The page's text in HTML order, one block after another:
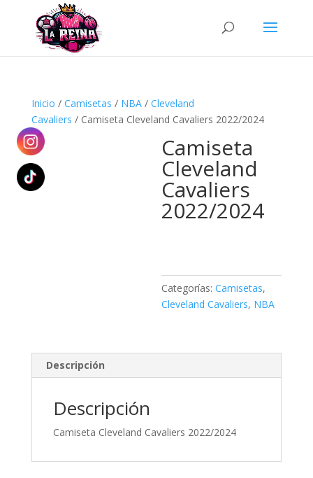
Búsqueda
productos
Inicio / Camisetas / NBA/ Cleveland
Cavaliers / Camiseta Cleveland Cavaliers 2022/2024
Camiseta
Cleveland
Cavaliers
2022/2024
Categorías:Camisetas,
Cleveland Cavaliers, NBA
Descripción
Descripción
Camiseta Cleveland Cavaliers 2022/2024